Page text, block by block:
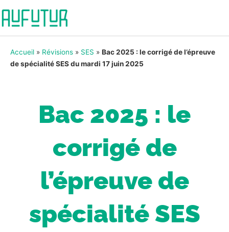
Accueil » Révisions » SES » Bac 2025 : le corrigé de l’épreuve
de spécialité SES du mardi 17 juin 2025
Bac 2025 : le
corrigé de
l’épreuve de
spécialité SES